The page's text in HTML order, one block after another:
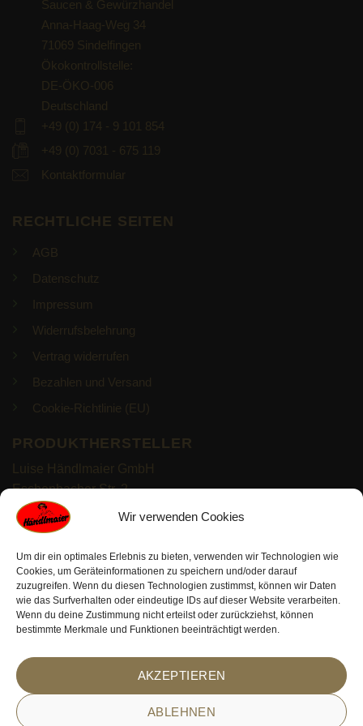
Wir verwenden Cookies
Um dir ein optimales Erlebnis zu bieten, verwenden wir Technologien wie
Cookies, um Geräteinformationen zu speichern und/oder darauf
zuzugreifen. Wenn du diesen Technologien zustimmst, können wir Daten
wie das Surfverhalten oder eindeutige IDs auf dieser Website verarbeiten.
Wenn du deine Zustimmung nicht erteilst oder zurückziehst, können
bestimmte Merkmale und Funktionen beeinträchtigt werden.
AKZEPTIEREN
ABLEHNEN
Saucen & Gewürzhandel
Anna-Haag-Weg 34
71069 Sindelfingen
Ökokontrollstelle:
DE-ÖKO-006
Deutschland
+49 (0) 174 - 9 101 854
+49 (0) 7031 - 675 119
Kontaktformular
RECHTLICHE SEITEN
AGB
Datenschutz
Impressum
Widerrufsbelehrung
Vertrag widerrufen
Bezahlen und Versand
Cookie-Richtlinie (EU)
PRODUKTHERSTELLER
Luise Händlmaier GmbH
Eschenbacher Str. 2
93057 Regensburg
Transfer
Sofort
© 2026 Alle Rechte reserviert. Erstellt mit